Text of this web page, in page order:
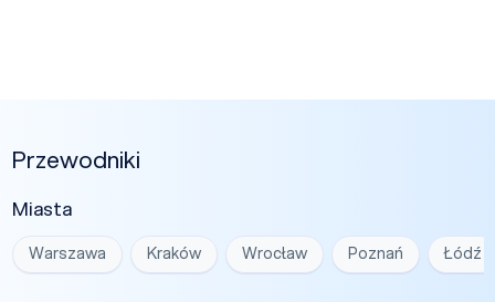
Przewodniki
Miasta
Warszawa Kraków Wrocław Poznań Łódź